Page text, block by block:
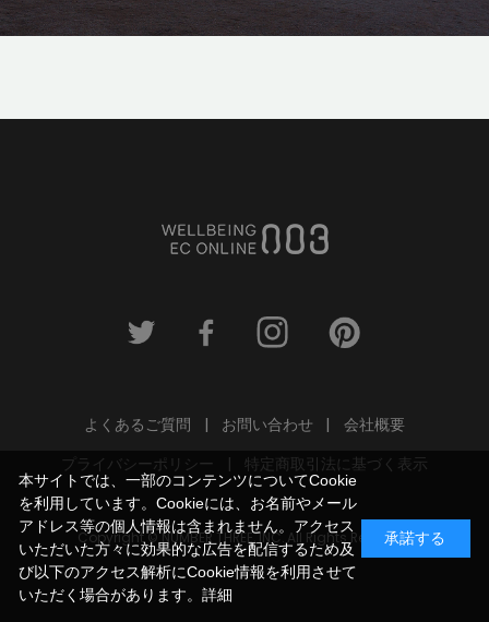
よくあるご質問 お問い合わせ
会社概要
プライバシーポリシー
特定商取引法に基づく表示
Copyright © NUMBER THREE, INC. All Rights Reserved.
本サイトでは、一部のコンテンツについてCookie
を利用しています。Cookieには、お名前やメール
アドレス等の個人情報は含まれません。アクセス
いただいた方々に効果的な広告を配信するため及
び以下のアクセス解析にCookie情報を利用させて
いただく場合があります。 詳細
承諾する